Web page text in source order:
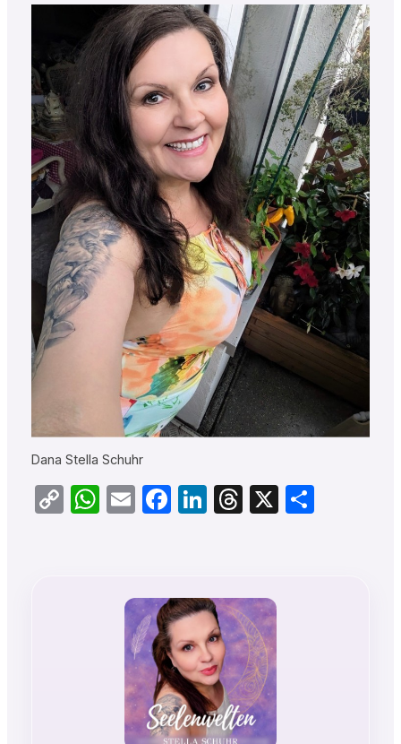
Dana Stella Schuhr
CopyWhatsApp
EmailFacebook
LinkedIn
Threads
X Teilen